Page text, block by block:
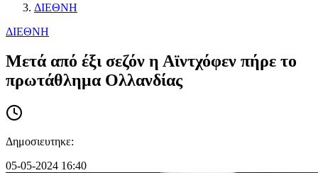
ΔΙΕΘΝΗ
ΔΙΕΘΝΗ
Μετά από έξι σεζόν η Αϊντχόφεν πήρε το
πρωτάθλημα Ολλανδίας
Δημοσιευτηκε:
05-05-2024 16:40